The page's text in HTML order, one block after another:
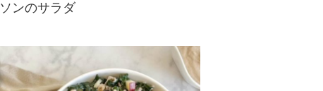
す。カリカリ食感のくるみと２種の
豆が入って、食物繊維がたっぷり摂
れます。くるみのオメガ３脂肪酸や
ソンのサラダ